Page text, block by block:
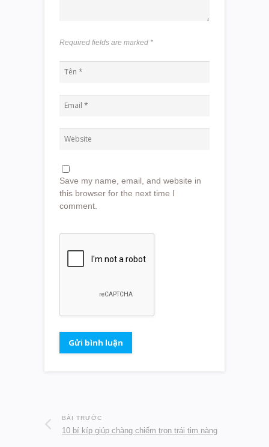
Required fields are marked *
Save my name, email, and website in
this browser for the next time I
comment.
BÀI TRƯỚC
10 bí kíp giúp chàng chiếm trọn trái tim nàng